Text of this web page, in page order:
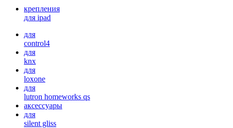
крепления
для ipad
для
control4
для
knx
для
loxone
для
lutron homeworks qs
аксессуары
для
silent gliss